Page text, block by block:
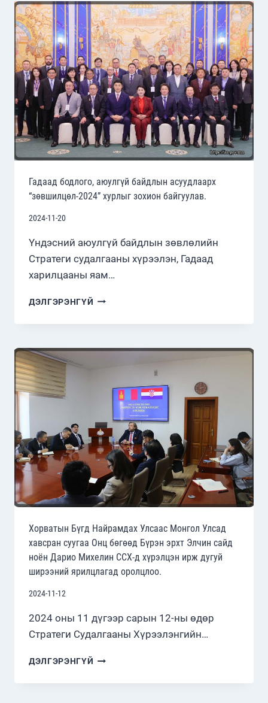
СЭДЭВТ
ЭРДЭМ
ШИНЖИЛГЭЭНИЙ
ХЭЛЭЛЦҮҮЛЭГ
ЗОХИОН
БАЙГУУЛЛАА.
Гадаад бодлого, аюулгүй байдлын асуудлаарх
“зөвшилцөл-2024” хурлыг зохион байгуулав.
2024-11-20
Үндэсний аюулгүй байдлын зөвлөлийн
Стратеги судалгааны хүрээлэн, Гадаад
харилцааны яам…
ДЭЛГЭРЭНГҮЙ ГАДААД
АЮУЛГҮЙ
АСУУДЛААРХ
ЗОХИОН
БАЙГУУЛАВ.
Хорватын Бүгд Найрамдах Улсаас Монгол Улсад
хавсран суугаа Онц бөгөөд Бүрэн эрхт Элчин сайд
ноён Дарио Михелин ССХ-д хүрэлцэн ирж дугуй
ширээний ярилцлагад оролцлоо.
2024-11-12
2024 оны 11 дүгээр сарын 12-ны өдөр
Стратеги Судалгааны Хүрээлэнгийн…
ДЭЛГЭРЭНГҮЙ ХОРВАТЫН
НАЙРАМДАХ